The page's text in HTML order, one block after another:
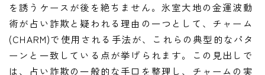
を誘うケースが後を絶ちません。氷室大地の金運波動
術が占い詐欺と疑われる理由の一つとして、チャーム
(CHARM)で使用される手法が、これらの典型的なパタ
ーンと一致している点が挙げられます。この見出しで
は、占い詐欺の一般的な手口を整理し、チャームの実